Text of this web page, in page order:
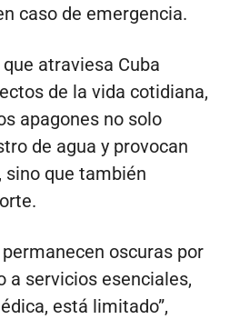
caso de emergencia.
atraviesa Cuba
de la vida cotidiana,
apagones no solo
de agua y provocan
sino que también
oscuras por
a servicios esenciales,
está limitado”,